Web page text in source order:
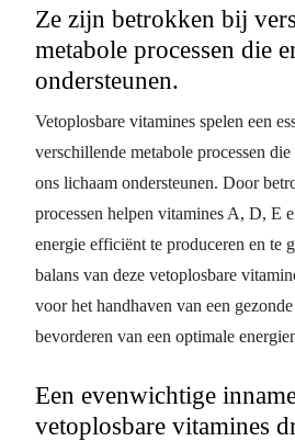
Ze zijn betrokken bij
metabole processen die
ondersteunen.
Vetoplosbare vitamines spelen een
verschillende metabole processen
ons lichaam ondersteunen. Door
processen helpen vitamines A, D, E
energie efficiënt te produceren en te
balans van deze vetoplosbare
voor het handhaven van een
bevorderen van een optimale
Een evenwichtige
vetoplosbare vitamines